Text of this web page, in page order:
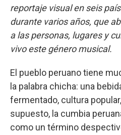
reportaje visual en seis
durante varios años, que
a las personas, lugares y
vivo este género musical.
El pueblo peruano tiene
la palabra chicha: una
fermentado, cultura
supuesto, la cumbia
como un término